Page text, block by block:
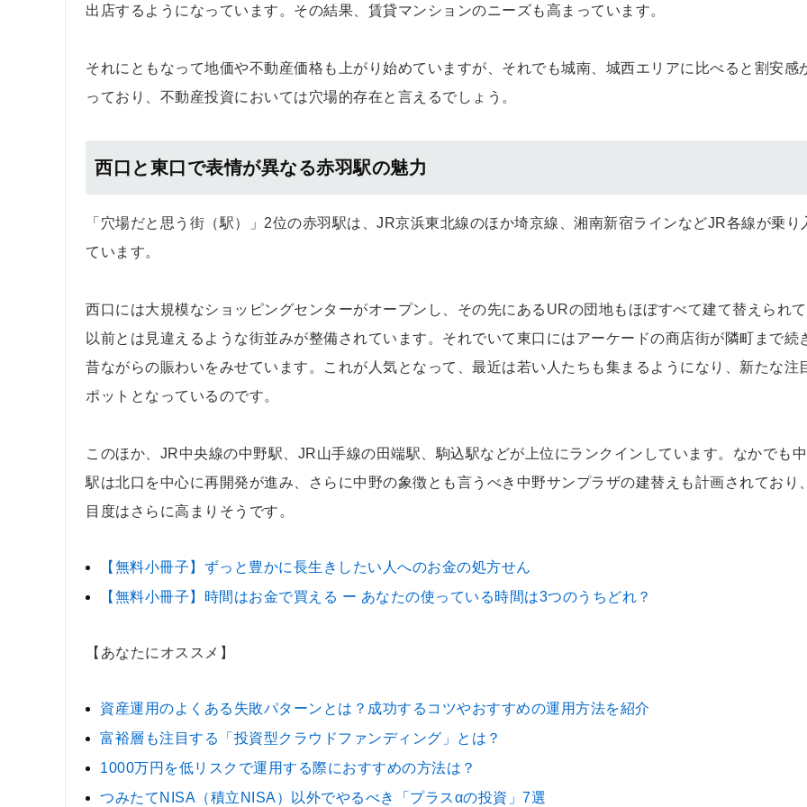
出店するようになっています。その結果、賃貸マンションのニーズも高まっています。
それにともなって地価や不動産価格も上がり始めていますが、それでも城南、城西エリアに比べると割安感
っており、不動産投資においては穴場的存在と言えるでしょう。
西口と東口で表情が異なる赤羽駅の魅力
「穴場だと思う街（駅）」2位の赤羽駅は、JR京浜東北線のほか埼京線、湘南新宿ラインなどJR各線が乗り
ています。
西口には大規模なショッピングセンターがオープンし、その先にあるURの団地もほぼすべて建て替えられて
以前とは見違えるような街並みが整備されています。それでいて東口にはアーケードの商店街が隣町まで続
昔ながらの賑わいをみせています。これが人気となって、最近は若い人たちも集まるようになり、新たな注
ポットとなっているのです。
このほか、JR中央線の中野駅、JR山手線の田端駅、駒込駅などが上位にランクインしています。なかでも
駅は北口を中心に再開発が進み、さらに中野の象徴とも言うべき中野サンプラザの建替えも計画されており
目度はさらに高まりそうです。
【無料小冊子】ずっと豊かに長生きしたい人へのお金の処方せん
【無料小冊子】時間はお金で買える ー あなたの使っている時間は3つのうちどれ？
【あなたにオススメ】
資産運用のよくある失敗パターンとは？成功するコツやおすすめの運用方法を紹介
富裕層も注目する「投資型クラウドファンディング」とは？
1000万円を低リスクで運用する際におすすめの方法は？
つみたてNISA（積立NISA）以外でやるべき「プラスαの投資」7選